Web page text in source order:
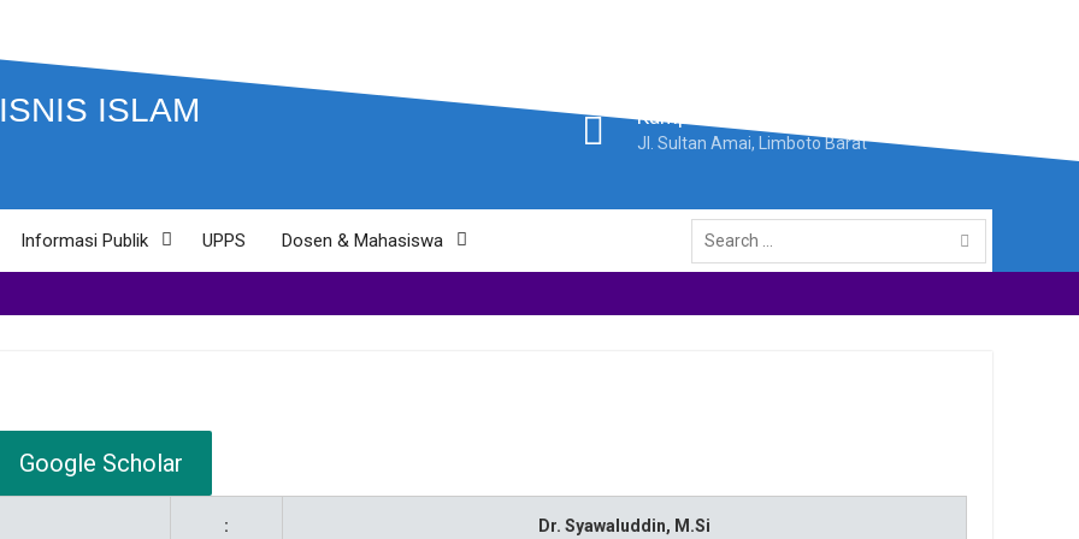
ISLAM Kampus II IAIN Sultan Amai Gorontalo
Jl. Sultan Amai, Limboto Barat
Informasi Publik UPPS Dosen & Mahasiswa
Search
for:
Google Scholar
: Dr. Syawaluddin, M.Si